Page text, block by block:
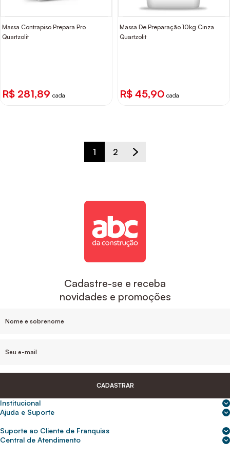
Massa Contrapiso Prepara Pro
Quartzolit
R$ 281,89 cada
Massa De Preparação 10kg Cinza
Quartzolit
R$ 45,90 cada
1 2
Cadastre-se e receba
novidades e promoções
CADASTRAR
Institucional
Sobre nós
Para empresas
Ajuda e Suporte
Frete e entrega
Suporte ao Cliente de Franquias
2ª Via de Boletos - Crédito ABC
Central de Atendimento